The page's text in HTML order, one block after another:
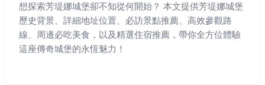
想探索芳堤娜城堡卻不知從何開始？ 本文提供芳堤娜城堡
歷史背景、詳細地址位置、必訪景點推薦、高效參觀路
線、周邊必吃美食，以及精選住宿推薦，帶你全方位體驗
這座傳奇城堡的永恆魅力！